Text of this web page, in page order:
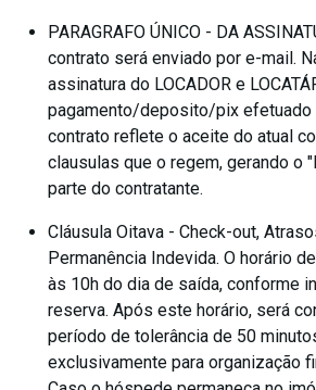
PARAGRAFO ÚNICO - DA
contrato será enviado por e-mail.
assinatura do LOCADOR e
pagamento/deposito/pix efetuado
contrato reflete o aceite do atual
clausulas que o regem, gerando o
parte do contratante.
Cláusula Oitava - Check-out,
Permanência Indevida. O horário
às 10h do dia de saída, conforme
reserva. Após este horário, será
período de tolerância de 50
exclusivamente para organização